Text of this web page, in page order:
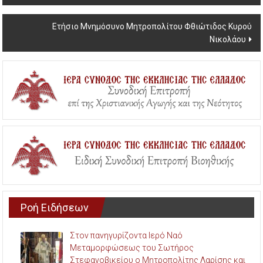
Ετήσιο Μνημόσυνο Μητροπολίτου Φθιώτιδος Κυρού
Νικολάου
Ροή Ειδήσεων
Στον πανηγυρίζοντα Ιερό Ναό
Μεταμορφώσεως του Σωτήρος
Στεφανοβικείου ο Μητροπολίτης Λαρίσης και